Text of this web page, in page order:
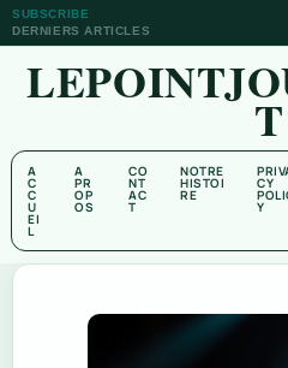
SUBSCRIBE
DERNIERS ARTICLES
T
A
C
C
U
EI
L
A
PR
OP
OS
CO
NT
AC
T
NOTRE
HISTOI
RE
CY
Y